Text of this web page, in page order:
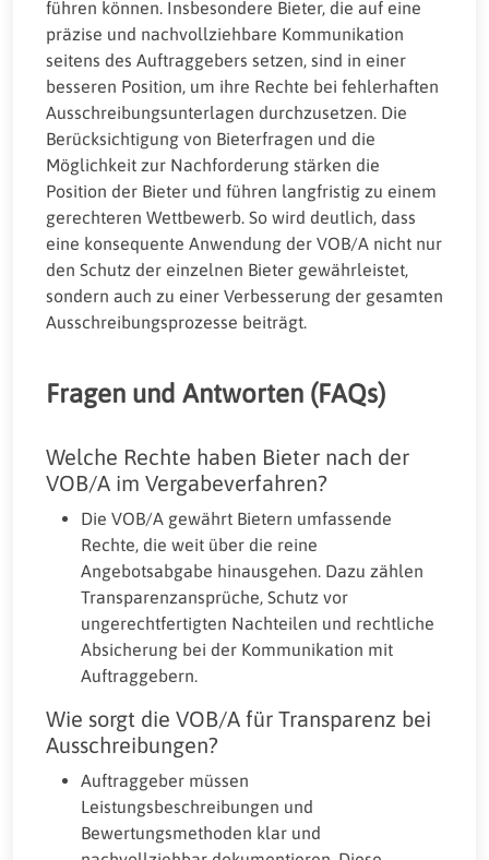
führen können. Insbesondere Bieter, die auf eine
präzise und nachvollziehbare Kommunikation
seitens des Auftraggebers setzen, sind in einer
besseren Position, um ihre Rechte bei fehlerhaften
Ausschreibungsunterlagen durchzusetzen. Die
Berücksichtigung von Bieterfragen und die
Möglichkeit zur Nachforderung stärken die
Position der Bieter und führen langfristig zu einem
gerechteren Wettbewerb. So wird deutlich, dass
eine konsequente Anwendung der VOB/A nicht nur
den Schutz der einzelnen Bieter gewährleistet,
sondern auch zu einer Verbesserung der gesamten
Ausschreibungsprozesse beiträgt.
Fragen und Antworten (FAQs)
Welche Rechte haben Bieter nach der
VOB/A im Vergabeverfahren?
Die VOB/A gewährt Bietern umfassende
Rechte, die weit über die reine
Angebotsabgabe hinausgehen. Dazu zählen
Transparenzansprüche, Schutz vor
ungerechtfertigten Nachteilen und rechtliche
Absicherung bei der Kommunikation mit
Auftraggebern.
Wie sorgt die VOB/A für Transparenz bei
Ausschreibungen?
Auftraggeber müssen
Leistungsbeschreibungen und
Bewertungsmethoden klar und